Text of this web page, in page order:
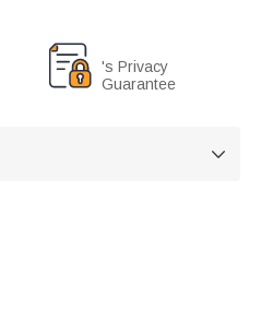
's Privacy
Guarantee
